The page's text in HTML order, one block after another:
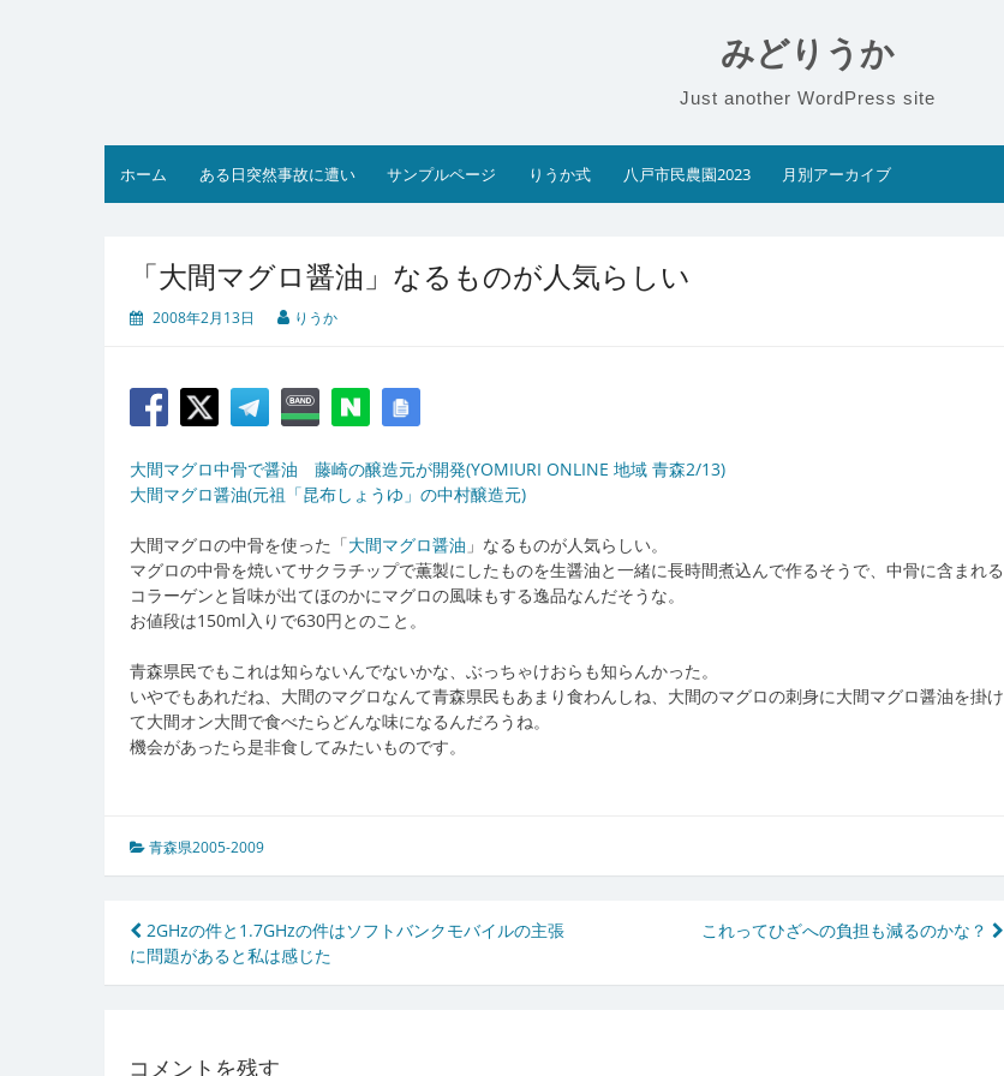
みどりうか
Just another WordPress site
ホーム ある日突然事故に遭い サンプルページ りうか式 八戸市民農園2023 月別アーカイブ
「大間マグロ醤油」なるものが人気らしい
2008年2月13日 りうか
大間マグロ中骨で醤油 藤崎の醸造元が開発(YOMIURI ONLINE 地域 青森2/13)
大間マグロ醤油(元祖「昆布しょうゆ」の中村醸造元)
大間マグロの中骨を使った「大間マグロ醤油 」なるものが人気らしい。
マグロの中骨を焼いてサクラチップで薫製にしたものを生醤油と一緒に長時間煮込んで作るそうで、中骨に含まれる
コラーゲンと旨味が出てほのかにマグロの風味もする逸品なんだそうな。
お値段は150ml入りで630円とのこと。
青森県民でもこれは知らないんでないかな、ぶっちゃけおらも知らんかった。
いやでもあれだね、大間のマグロなんて青森県民もあまり食わんしね、大間のマグロの刺身に大間マグロ醤油を掛け
て大間オン大間で食べたらどんな味になるんだろうね。
機会があったら是非食してみたいものです。
青森県2005-2009
投
稿
ビ
2GHzの件と1.7GHzの件はソフトバンクモバイルの主張
に問題があると私は感じた
これってひざへの負担も減るのかな？
コメントを残す